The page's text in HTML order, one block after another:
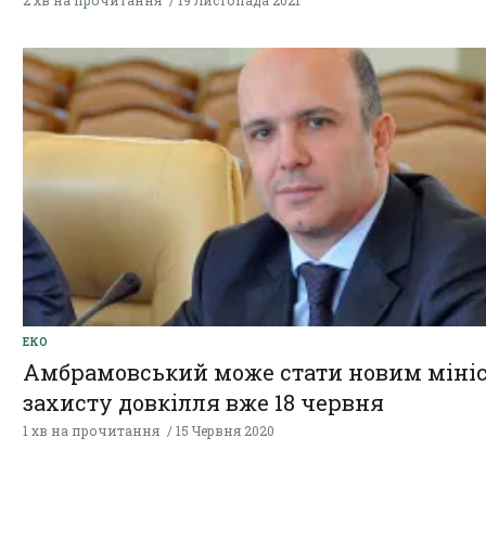
ЕКО
Амбрамовський може стати новим
захисту довкілля вже 18 червня
1 хв на прочитання 15 Червня 2020